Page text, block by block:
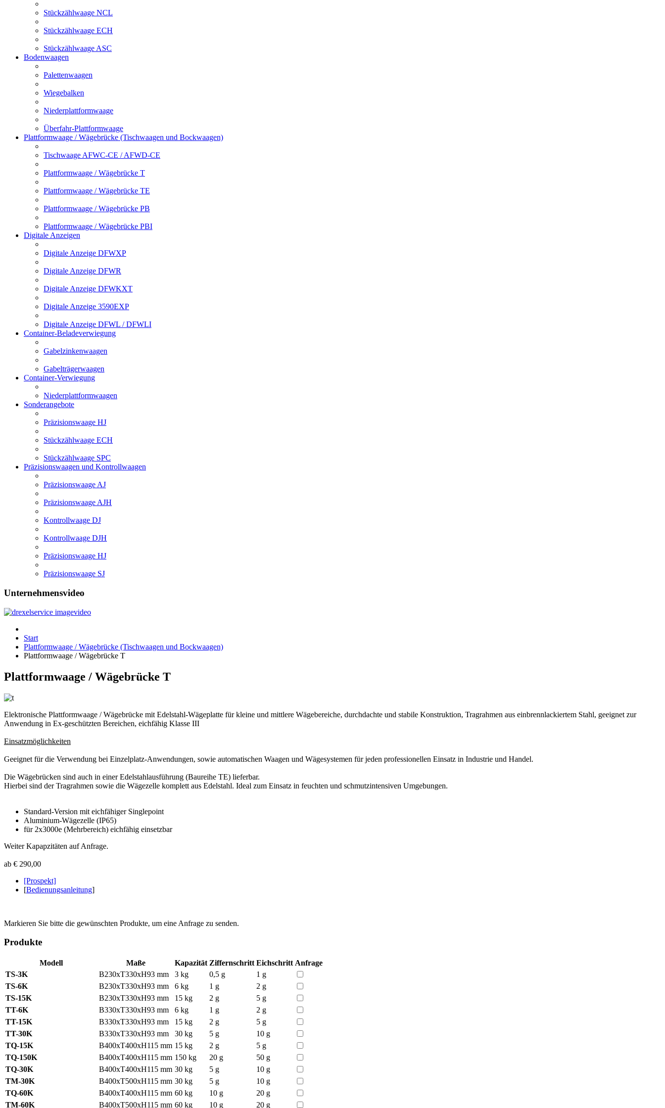
Stückzählwaage NCL
Stückzählwaage ECH
Stückzählwaage ASC
Bodenwaagen
Palettenwaagen
Wiegebalken
Niederplattformwaage
Überfahr-Plattformwaage
Plattformwaage / Wägebrücke (Tischwaagen und Bockwaagen)
Tischwaage AFWC-CE / AFWD-CE
Plattformwaage / Wägebrücke T
Plattformwaage / Wägebrücke TE
Plattformwaage / Wägebrücke PB
Plattformwaage / Wägebrücke PBI
Digitale Anzeigen
Digitale Anzeige DFWXP
Digitale Anzeige DFWR
Digitale Anzeige DFWKXT
Digitale Anzeige 3590EXP
Digitale Anzeige DFWL / DFWLI
Container-Beladeverwiegung
Gabelzinkenwaagen
Gabelträgerwaagen
Container-Verwiegung
Niederplattformwaagen
Sonderangebote
Präzisionswaage HJ
Stückzählwaage ECH
Stückzählwaage SPC
Präzisionswaagen und Kontrollwaagen
Präzisionswaage AJ
Präzisionswaage AJH
Kontrollwaage DJ
Kontrollwaage DJH
Präzisionswaage HJ
Präzisionswaage SJ
Unternehmensvideo
Start
Plattformwaage / Wägebrücke (Tischwaagen und Bockwaagen)
Plattformwaage / Wägebrücke T
Plattformwaage / Wägebrücke T
Elektronische Plattformwaage / Wägebrücke mit Edelstahl-Wägeplatte für kleine und mittlere Wägebereiche, durchdachte und stabile Konstruktion, Tragrahmen aus einbrennlackiertem Stahl, geeignet zur
Anwendung in Ex-geschützten Bereichen, eichfähig Klasse III
Einsatzmöglichkeiten
Geeignet für die Verwendung bei Einzelplatz-Anwendungen, sowie automatischen Waagen und Wägesystemen für jeden professionellen Einsatz in Industrie und Handel.
Die Wägebrücken sind auch in einer Edelstahlausführung (Baureihe TE) lieferbar.
Hierbei sind der Tragrahmen sowie die Wägezelle komplett aus Edelstahl. Ideal zum Einsatz in feuchten und schmutzintensiven Umgebungen.
Standard-Version mit eichfähiger Singlepoint
Aluminium-Wägezelle (IP65)
für 2x3000e (Mehrbereich) eichfähig einsetzbar
Weiter Kapapzitäten auf Anfrage.
ab € 290,00
[Prospekt]
[Bedienungsanleitung]
Markieren Sie bitte die gewünschten Produkte, um eine Anfrage zu senden.
Produkte
Modell Maße Kapazität Ziffernschritt Eichschritt Anfrage
TS-3K
B230xT330xH93 mm 3 kg 0,5 g
1 g
TS-6K
B230xT330xH93 mm 6 kg 1 g
2 g
TS-15K
B230xT330xH93 mm 15 kg 2 g
5 g
TT-6K
B330xT330xH93 mm 6 kg 1 g
2 g
TT-15K
B330xT330xH93 mm 15 kg 2 g
5 g
TT-30K
B330xT330xH93 mm 30 kg 5 g
10 g
TQ-15K
B400xT400xH115 mm 15 kg 2 g
5 g
TQ-150K
B400xT400xH115 mm 150 kg 20 g
50 g
TQ-30K
B400xT400xH115 mm 30 kg 5 g
10 g
TM-30K
B400xT500xH115 mm 30 kg 5 g
10 g
TQ-60K
B400xT400xH115 mm 60 kg 10 g
20 g
TM-60K
B400xT500xH115 mm 60 kg 10 g 20 g